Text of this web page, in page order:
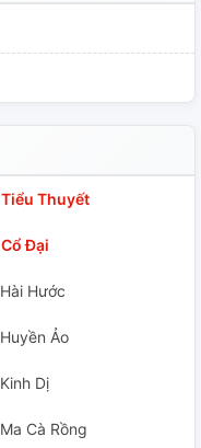
Tiểu Thuyết
Cổ Đại
Hài Hước
Huyền Ảo
Kinh Dị
Ma Cà Rồng